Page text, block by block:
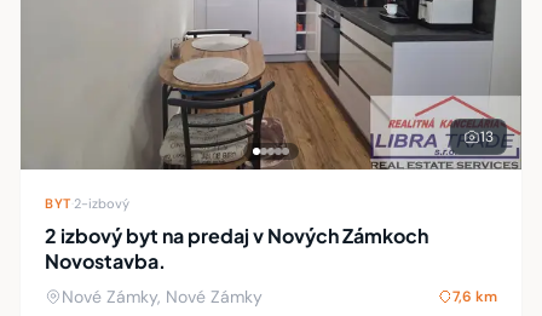
13
BYT· 2-izbový
2 izbový byt na predaj v Nových Zámkoch
Novostavba.
Nové Zámky, Nové Zámky 7,6 km